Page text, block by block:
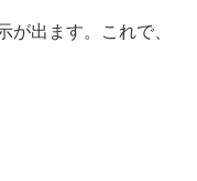
が出ます。これで、